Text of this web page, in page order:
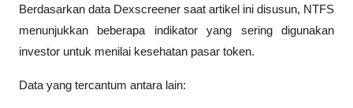
Berdasarkan data Dexscreener saat artikel ini disusun, NTFS
menunjukkan beberapa indikator yang sering digunakan
investor untuk menilai kesehatan pasar token.
Data yang tercantum antara lain: